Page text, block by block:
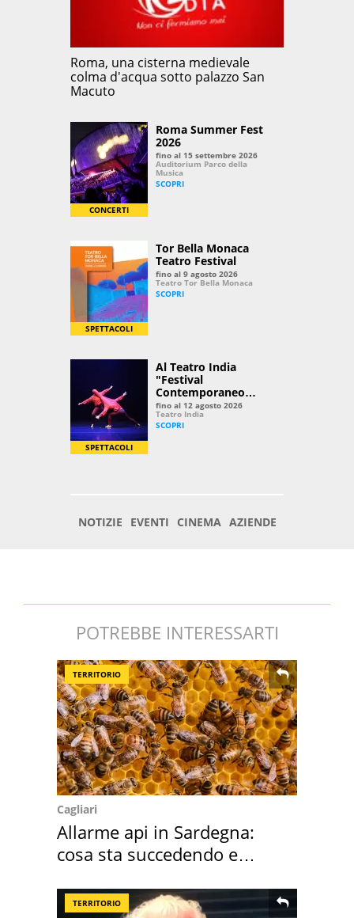
POTREBBE INTERESSARTI
TERRITORIO
Cagliari
Allarme api in Sardegna:
cosa sta succedendo e
TERRITORIO